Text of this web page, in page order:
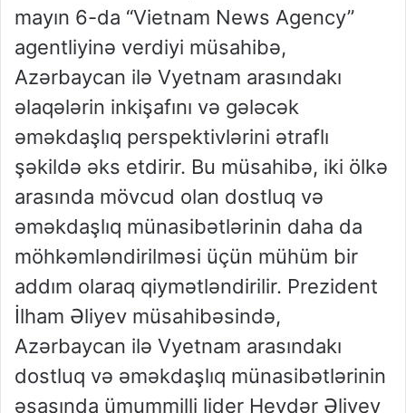
mayın 6-da “Vietnam News Agency”
agentliyinə verdiyi müsahibə,
Azərbaycan ilə Vyetnam arasındakı
əlaqələrin inkişafını və gələcək
əməkdaşlıq perspektivlərini ətraflı
şəkildə əks etdirir. Bu müsahibə, iki ölkə
arasında mövcud olan dostluq və
əməkdaşlıq münasibətlərinin daha da
möhkəmləndirilməsi üçün mühüm bir
addım olaraq qiymətləndirilir. Prezident
İlham Əliyev müsahibəsində,
Azərbaycan ilə Vyetnam arasındakı
dostluq və əməkdaşlıq münasibətlərinin
əsasında ümummilli lider Heydər Əliyev